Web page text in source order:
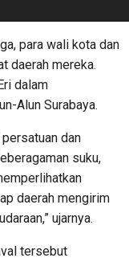
para wali kota dan
daerah mereka.
dalam
Alun Surabaya.
dan
suku,
daerah mengirim
ujarnya.
tersebut